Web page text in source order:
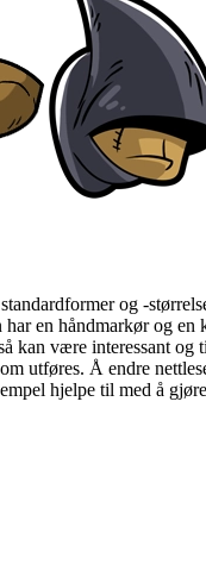
og -
en håndmarkør og
kan være interessant
utføres. Å endre
hjelpe til med å